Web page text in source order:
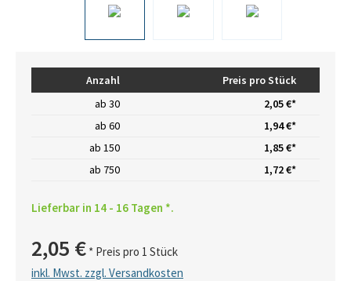
Anzahl
Preis pro Stück
ab 30
2,05 €*
ab 60
1,94 €*
ab 150
1,85 €*
ab 750 1,72 €*
Lieferbar in 14 - 16 Tagen *.
2,05 € * Preis pro 1 Stück
inkl. Mwst. zzgl. Versandkosten